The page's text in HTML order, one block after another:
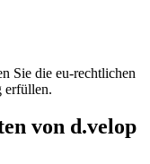
Sie die eu-rechtlichen
erfüllen.
von d.velop